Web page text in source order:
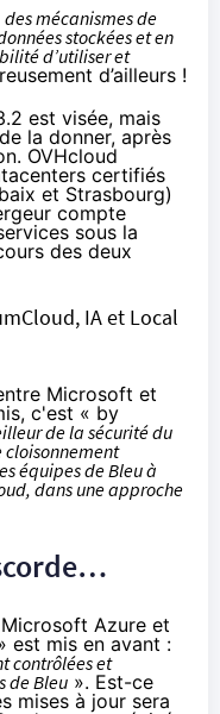
des mécanismes de
stockées et en
d’utiliser et
d’ailleurs !
est visée, mais
la donner, après
OVHcloud
certifiés
et Strasbourg)
compte
sous la
des deux
IA et Local
Microsoft et
c'est « by
de la sécurité du
cloisonnement
équipes de Bleu à
dans une approche
Azure et
est mis en avant :
contrôlées et
de Bleu ». Est-ce
mises à jour sera